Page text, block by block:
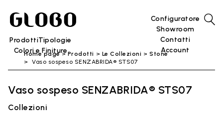
ProdottiTipologie
Colori e Finiture
Configuratore
Showroom
Contatti
Account
Home page Prodotti Le Collezioni
Stone
Vaso sospeso SENZABRIDA® STS07
Vaso sospeso SENZABRIDA® STS07
Collezioni